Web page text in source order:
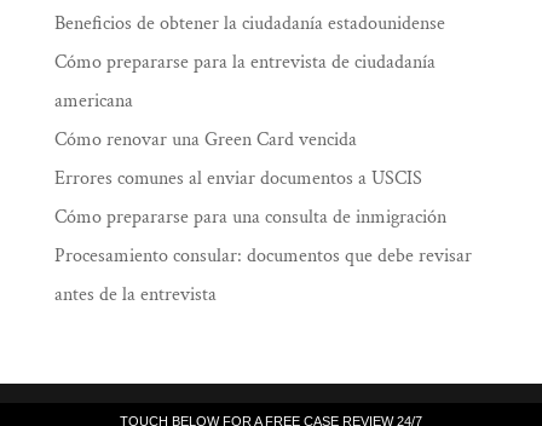
TOUCH BELOW FOR A FREE CASE REVIEW 24/7
Beneficios de obtener la ciudadanía estadounidense
Cómo prepararse para la entrevista de ciudadanía
americana
Cómo renovar una Green Card vencida
Errores comunes al enviar documentos a USCIS
Cómo prepararse para una consulta de inmigración
Procesamiento consular: documentos que debe revisar
antes de la entrevista
TOUCH BELOW FOR A FREE CASE REVIEW 24/7